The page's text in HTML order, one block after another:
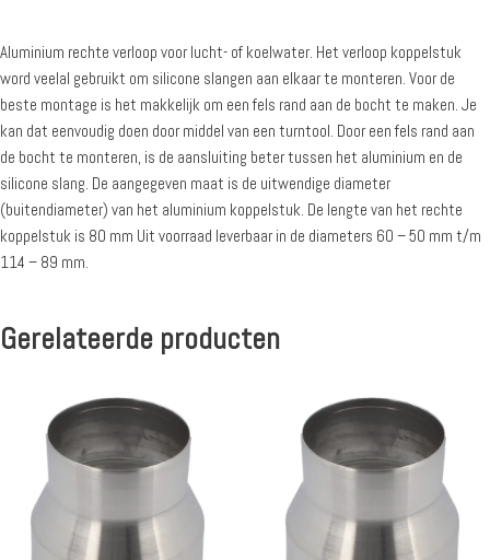
Aluminium rechte verloop voor lucht- of koelwater. Het verloop koppelstuk
word veelal gebruikt om silicone slangen aan elkaar te monteren. Voor de
beste montage is het makkelijk om een fels rand aan de bocht te maken. Je
kan dat eenvoudig doen door middel van een turntool. Door een fels rand aan
de bocht te monteren, is de aansluiting beter tussen het aluminium en de
silicone slang. De aangegeven maat is de uitwendige diameter
(buitendiameter) van het aluminium koppelstuk. De lengte van het rechte
koppelstuk is 80 mm Uit voorraad leverbaar in de diameters 60 – 50 mm t/m
114 – 89 mm.
Gerelateerde producten